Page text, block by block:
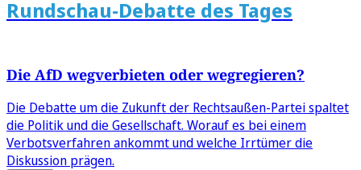
Rundschau-Debatte des Tages
Die AfD wegverbieten oder wegregieren?
Die Debatte um die Zukunft der Rechtsaußen-Partei spaltet
die Politik und die Gesellschaft. Worauf es bei einem
Verbotsverfahren ankommt und welche Irrtümer die
Diskussion prägen.